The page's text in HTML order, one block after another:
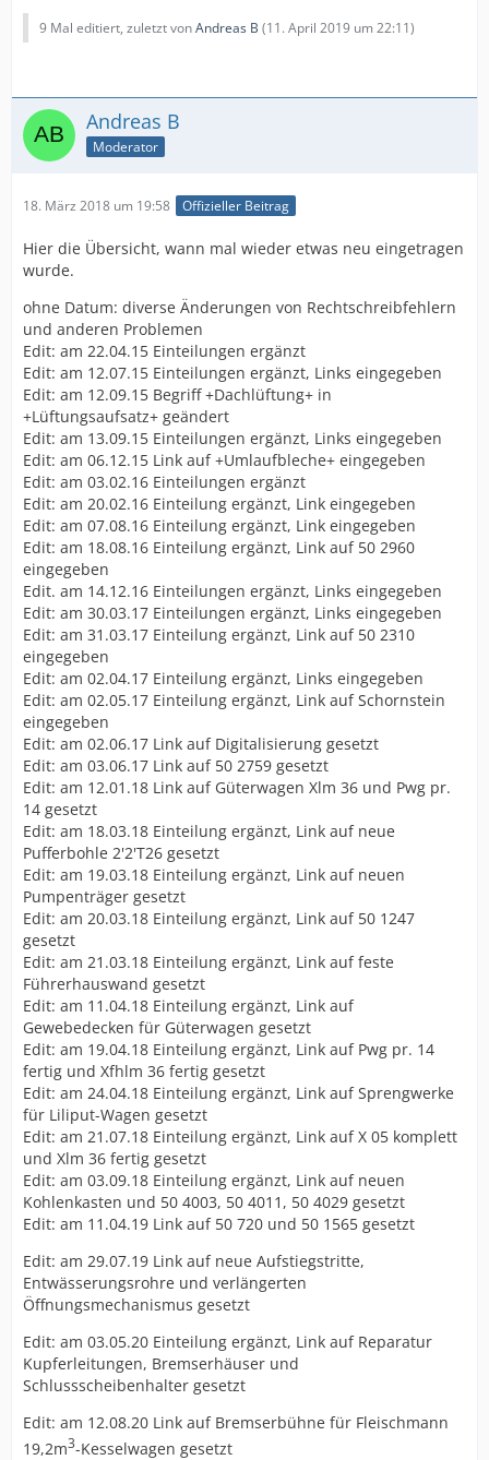
9 Mal editiert, zuletzt vonAndreas B (11. April 2019 um 22:11)
Andreas B
Moderator
18. März 2018 um 19:58 Offizieller Beitrag
Hier die Übersicht, wann mal wieder etwas neu eingetragen
wurde.
ohne Datum: diverse Änderungen von Rechtschreibfehlern
und anderen Problemen
Edit: am 22.04.15 Einteilungen ergänzt
Edit: am 12.07.15 Einteilungen ergänzt, Links eingegeben
Edit: am 12.09.15 Begriff +Dachlüftung+ in
+Lüftungsaufsatz+ geändert
Edit: am 13.09.15 Einteilungen ergänzt, Links eingegeben
Edit: am 06.12.15 Link auf +Umlaufbleche+ eingegeben
Edit: am 03.02.16 Einteilungen ergänzt
Edit: am 20.02.16 Einteilung ergänzt, Link eingegeben
Edit: am 07.08.16 Einteilung ergänzt, Link eingegeben
Edit: am 18.08.16 Einteilung ergänzt, Link auf 50 2960
eingegeben
Edit. am 14.12.16 Einteilungen ergänzt, Links eingegeben
Edit: am 30.03.17 Einteilungen ergänzt, Links eingegeben
Edit: am 31.03.17 Einteilung ergänzt, Link auf 50 2310
eingegeben
Edit: am 02.04.17 Einteilung ergänzt, Links eingegeben
Edit: am 02.05.17 Einteilung ergänzt, Link auf Schornstein
eingegeben
Edit: am 02.06.17 Link auf Digitalisierung gesetzt
Edit: am 03.06.17 Link auf 50 2759 gesetzt
Edit: am 12.01.18 Link auf Güterwagen Xlm 36 und Pwg pr.
14 gesetzt
Edit: am 18.03.18 Einteilung ergänzt, Link auf neue
Pufferbohle 2'2'T26 gesetzt
Edit: am 19.03.18 Einteilung ergänzt, Link auf neuen
Pumpenträger gesetzt
Edit: am 20.03.18 Einteilung ergänzt, Link auf 50 1247
gesetzt
Edit: am 21.03.18 Einteilung ergänzt, Link auf feste
Führerhauswand gesetzt
Edit: am 11.04.18 Einteilung ergänzt, Link auf
Gewebedecken für Güterwagen gesetzt
Edit: am 19.04.18 Einteilung ergänzt, Link auf Pwg pr. 14
fertig und Xfhlm 36 fertig gesetzt
Edit: am 24.04.18 Einteilung ergänzt, Link auf Sprengwerke
für Liliput-Wagen gesetzt
Edit: am 21.07.18 Einteilung ergänzt, Link auf X 05 komplett
und Xlm 36 fertig gesetzt
Edit: am 03.09.18 Einteilung ergänzt, Link auf neuen
Kohlenkasten und 50 4003, 50 4011, 50 4029 gesetzt
Edit: am 11.04.19 Link auf 50 720 und 50 1565 gesetzt
Edit: am 29.07.19 Link auf neue Aufstiegstritte,
Entwässerungsrohre und verlängerten
Öffnungsmechanismus gesetzt
Edit: am 03.05.20 Einteilung ergänzt, Link auf Reparatur
Kupferleitungen, Bremserhäuser und
Schlussscheibenhalter gesetzt
Edit: am 12.08.20 Link auf Bremserbühne für Fleischmann
19,2m3-Kesselwagen gesetzt